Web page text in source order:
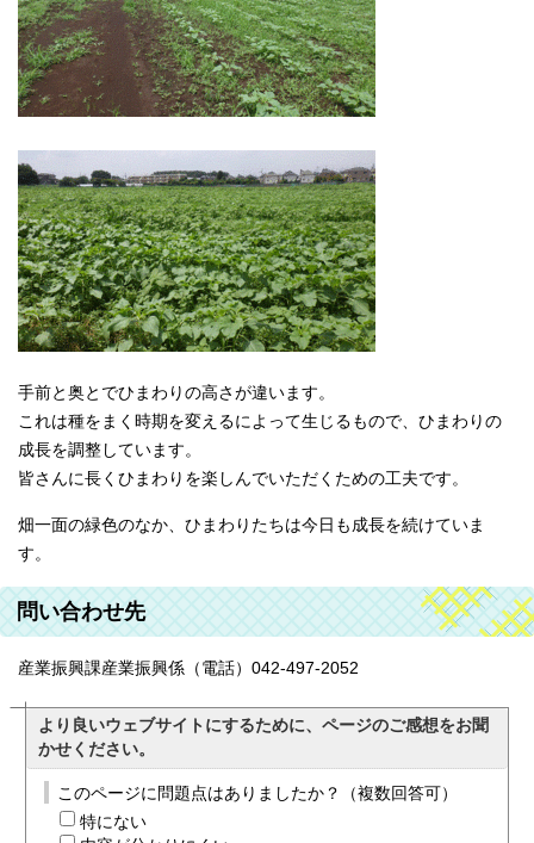
手前と奥とでひまわりの高さが違います。
これは種をまく時期を変えるによって生じるもので、ひまわりの
成長を調整しています。
皆さんに長くひまわりを楽しんでいただくための工夫です。
畑一面の緑色のなか、ひまわりたちは今日も成長を続けていま
す。
問い合わせ先
産業振興課産業振興係（電話）042-497-2052
より良いウェブサイトにするために、ページのご感想をお聞
かせください。
このページに問題点はありましたか？（複数回答可）
特にない